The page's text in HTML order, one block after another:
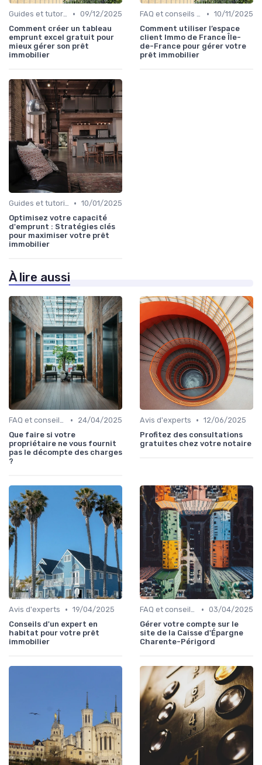
Guides et tutoriels • 09/12/2025
Comment créer un tableau
emprunt excel gratuit pour
mieux gérer son prêt
immobilier
FAQ et conseils pratiques • 10/11/2025
Comment utiliser l’espace
client Immo de France Île-
de-France pour gérer votre
prêt immobilier
Guides et tutoriels • 10/01/2025
Optimisez votre capacité
d'emprunt : Stratégies clés
pour maximiser votre prêt
immobilier
À lire aussi
FAQ et conseils pratiques •
24/04/2025
Que faire si votre
propriétaire ne vous fournit
pas le décompte des charges
?
Avis d'experts • 12/06/2025
Profitez des consultations
gratuites chez votre notaire
Avis d'experts • 19/04/2025
Conseils d'un expert en
habitat pour votre prêt
immobilier
FAQ et conseils pratiques • 03/04/2025
Gérer votre compte sur le
site de la Caisse d'Épargne
Charente-Périgord